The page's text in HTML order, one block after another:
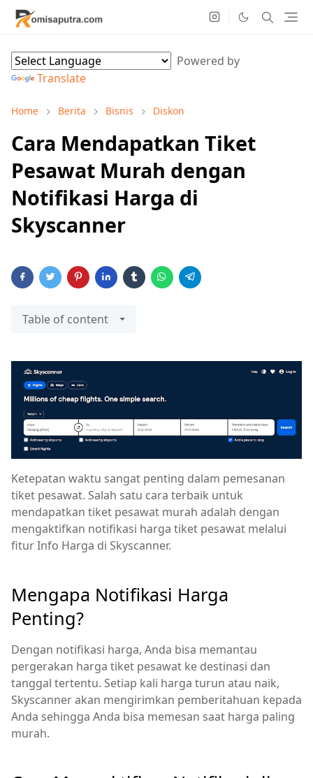
Powered by
Translate
Home Berita Bisnis Diskon
Cara Mendapatkan Tiket
Pesawat Murah dengan
Notifikasi Harga di
Skyscanner
Table of content
Ketepatan waktu sangat penting dalam pemesanan
tiket pesawat. Salah satu cara terbaik untuk
mendapatkan tiket pesawat murah adalah dengan
mengaktifkan notifikasi harga tiket pesawat melalui
fitur Info Harga di Skyscanner.
Mengapa Notifikasi Harga
Penting?
Dengan notifikasi harga, Anda bisa memantau
pergerakan harga tiket pesawat ke destinasi dan
tanggal tertentu. Setiap kali harga turun atau naik,
Skyscanner akan mengirimkan pemberitahuan kepada
Anda sehingga Anda bisa memesan saat harga paling
murah.